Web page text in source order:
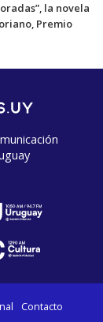
la novela
Premio
Contacto